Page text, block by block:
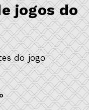
jogos do
do jogo